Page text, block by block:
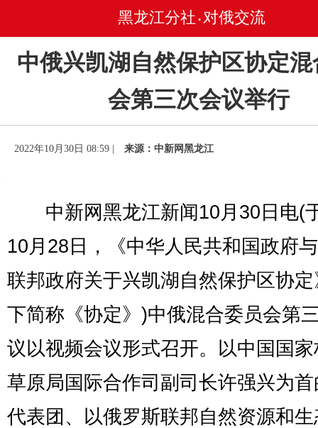
黑龙江分社 • 对俄交流
中俄兴凯湖自然保护区协定
会第三次会议举行
2022年10月30日 08:59 | 来源：中新网黑龙江
中新网黑龙江新闻10月30日电(
10月28日，《中华人民共和国政府
联邦政府关于兴凯湖自然保护区协
下简称《协定》)中俄混合委员会第
议以视频会议形式召开。以中国国
草原局国际合作司副司长许强兴为
代表团、以俄罗斯联邦自然资源和